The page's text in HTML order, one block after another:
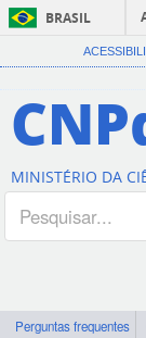
BRASIL
MINISTÉRIO DA
Perguntas frequentes